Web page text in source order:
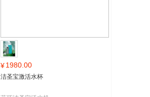
¥1980.00
洁圣宝激活水杯